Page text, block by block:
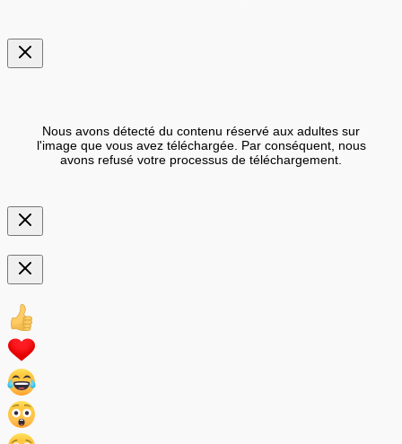
Nous avons détecté du contenu réservé aux adultes sur
l'image que vous avez téléchargée. Par conséquent, nous
avons refusé votre processus de téléchargement.